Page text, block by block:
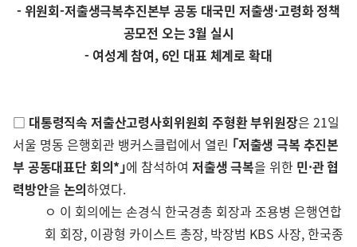
- 위원회-저출생극복추진본부 공동 대국민 저출생·고령화 정책
공모전 오는 3월 실시
- 여성계 참여, 6인 대표 체계로 확대
□ 대통령직속 저출산고령사회위원회 주형환 부위원장은 21일
서울 명동 은행회관 뱅커스클럽에서 열린 ｢저출생 극복 추진본
부 공동대표단 회의*｣에 참석하여저출생 극복을 위한 민·관 협
력방안을 논의하였다.
ㅇ 이 회의에는 손경식 한국경총 회장과 조용병 은행연합
회 회장, 이광형 카이스트 총장, 박장범 KBS 사장, 한국종